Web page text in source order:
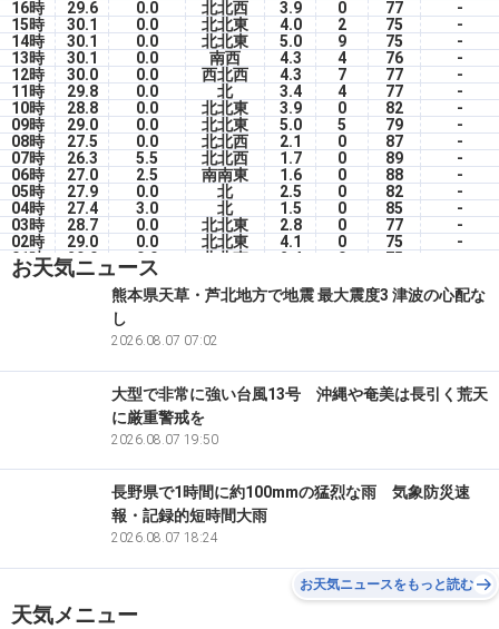
16時
29.6 0.0 北北西 3.9 0 77
-
15時
30.1 0.0 北北東 4.0 2 75
-
14時
30.1 0.0 北北東 5.0 9 75
-
13時
30.1 0.0 南西 4.3 4 76
-
12時
30.0 0.0 西北西 4.3 7 77
-
11時
29.8 0.0 北 3.4 4 77
-
10時
28.8 0.0 北北東 3.9 0 82
-
09時
29.0 0.0 北北東 5.0 5 79
-
08時
27.5 0.0 北北西 2.1 0 87
-
07時
26.3 5.5 北北西 1.7 0 89
-
06時
27.0 2.5 南南東 1.6 0 88
-
05時
27.9 0.0 北 2.5 0 82
-
04時
27.4 3.0 北 1.5 0 85
-
03時
28.7 0.0 北北東 2.8 0 77
-
02時
29.0 0.0 北北東 4.1 0 75
-
01時
29.0 0.0 北北東 2.4 0 75
00時
28.9 0.0
6(木)
0.0 北北東 3.0 76
-
0.0 北北東
お天気ニュース
熊本県天草・芦北地方で地震 最大震度3 津波の心配な
し
2026.08.07 07:02
大型で非常に強い台風13号 沖縄や奄美は長引く荒天
に厳重警戒を
2026.08.07 19:50
長野県で1時間に約100mmの猛烈な雨 気象防災速
報・記録的短時間大雨
2026.08.07 18:24
お天気ニュースをもっと読む
天気メニュー